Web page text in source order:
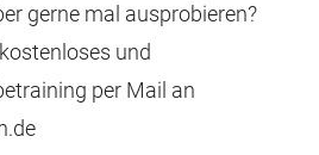
gerne mal ausprobieren?
und
per Mail an